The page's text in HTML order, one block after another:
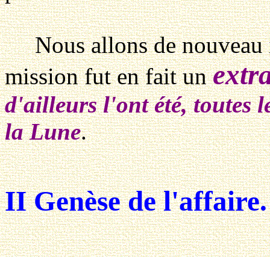
Nous allons de nouveau
mission fut en fait un
d'ailleurs l'ont été, toutes
la Lune.
II Genèse de l'affaire.